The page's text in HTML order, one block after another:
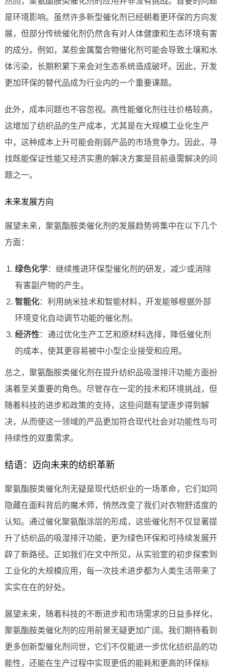
是环境影响。虽然许多新型催化剂已经朝着更环保的方向发
展，但部分传统催化剂仍然含有对人体健康和生态环境有害
的成分。例如，某些金属螯合物催化剂可能会导致土壤和水
体污染，长期积累下来会对生态系统造成破坏。因此，开发
更加环保的替代品成为行业内的一个重要课题。
此外，成本问题也不容忽视。高性能催化剂往往价格较高，
这增加了纺织品的生产成本，尤其是在大规模工业化生产
中，这种成本上升可能会削弱产品的市场竞争力。因此，寻
找既能保证性能又经济实惠的解决方案是目前亟需解决的问
题之一。
未来发展方向
展望未来，聚氨酯胺类催化剂的发展趋势将集中在以下几个
方面：
绿色化学：继续推进环保型催化剂的研发，减少或消除
有害副产物的产生。
智能化：利用纳米技术和智能材料，开发能够根据外部
环境变化自动调节功能的催化剂。
经济性：通过优化生产工艺和原材料选择，降低催化剂
的成本，使其更容易被中小型企业接受和应用。
总之，聚氨酯胺类催化剂在提升纺织品吸湿排汗功能方面扮
演着至关重要的角色。尽管存在一定的技术和环境挑战，但
随着科技的进步和政策的支持，这些问题有望逐步得到解
决，从而使这一领域的产品更加符合现代社会对功能性与可
持续性的双重需求。
结语：迈向未来的纺织革新
聚氨酯胺类催化剂无疑是现代纺织业的一场革命，它们如同
隐藏在面料背后的魔术师，悄然改变了我们对衣物舒适度的
认知。通过催化聚氨酯涂层的形成，这些催化剂不仅显著提
升了纺织品的吸湿排汗功能，更为绿色环保和可持续发展开
辟了新路径。正如我们在文中所见，从实验室的初步探索到
工业化的大规模应用，每一次技术进步都为人类生活带来了
实实在在的好处。
展望未来，随着科技的不断进步和市场需求的日益多样化，
聚氨酯胺类催化剂的应用前景无疑更加广阔。我们期待看到
更多创新型催化剂问世，它们不仅能进一步优化纺织品的功
能性，还能在生产过程中实现更低的能耗和更高的环保标